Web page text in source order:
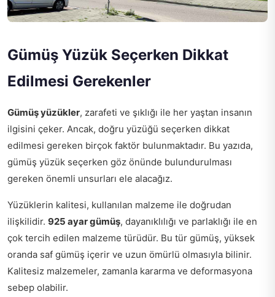
Gümüş Yüzük Seçerken Dikkat
Edilmesi Gerekenler
Gümüş yüzükler, zarafeti ve şıklığı ile her yaştan insanın
ilgisini çeker. Ancak, doğru yüzüğü seçerken dikkat
edilmesi gereken birçok faktör bulunmaktadır. Bu yazıda,
gümüş yüzük seçerken göz önünde bulundurulması
gereken önemli unsurları ele alacağız.
Yüzüklerin kalitesi, kullanılan malzeme ile doğrudan
ilişkilidir. 925 ayar gümüş, dayanıklılığı ve parlaklığı ile en
çok tercih edilen malzeme türüdür. Bu tür gümüş, yüksek
oranda saf gümüş içerir ve uzun ömürlü olmasıyla bilinir.
Kalitesiz malzemeler, zamanla kararma ve deformasyona
sebep olabilir.